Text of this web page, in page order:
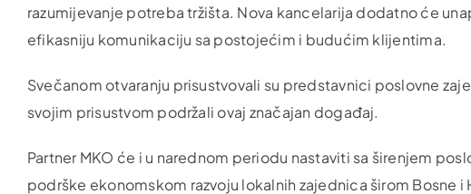
razumijevanje potreba tržišta. Nova kancelarija dodatno će
efikasniju komunikaciju sa postojećim i budućim klijentima.
Svečanom otvaranju prisustvovali su predstavnici poslovne
svojim prisustvom podržali ovaj značajan događaj.
Partner MKO će i u narednom periodu nastaviti sa širenjem
podrške ekonomskom razvoju lokalnih zajednica širom Bosne i